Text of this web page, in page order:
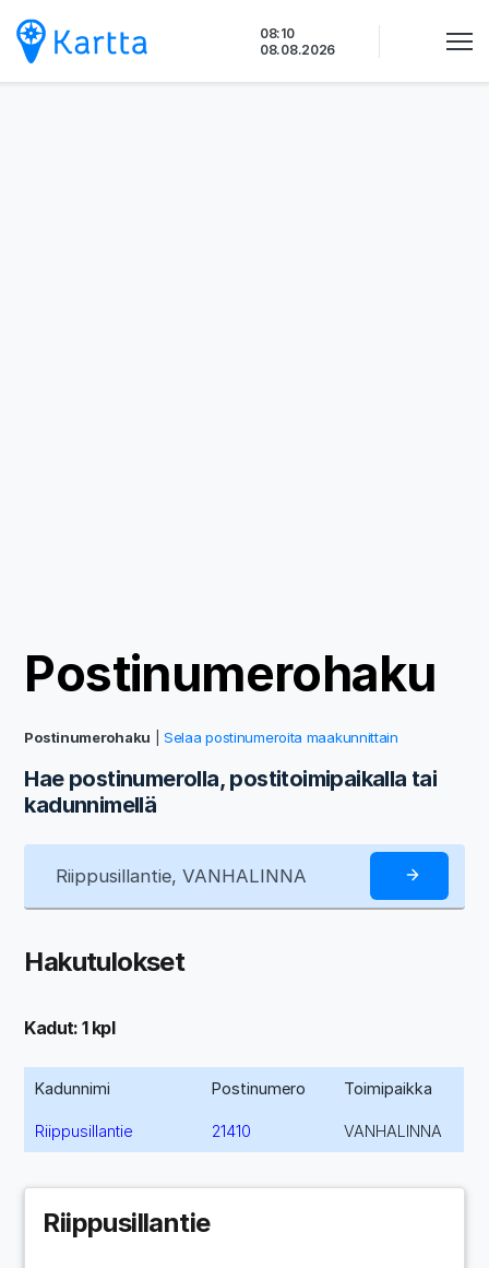
sisältöön
08:10
08.08.2026
Postinumerohaku
Postinumerohaku |Selaa postinumeroita maakunnittain
Hae postinumerolla, postitoimipaikalla tai
kadunnimellä
Hakutulokset
Kadut: 1 kpl
Kadunnimi Postinumero Toimipaikka
Riippusillantie 21410 VANHALINNA
Riippusillantie